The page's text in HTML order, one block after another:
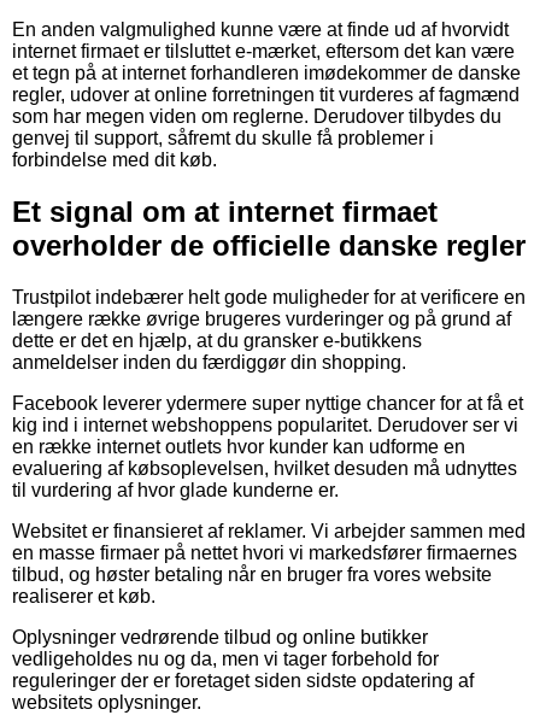
En anden valgmulighed kunne være at finde ud af hvorvidt
internet firmaet er tilsluttet e-mærket, eftersom det kan være
et tegn på at internet forhandleren imødekommer de danske
regler, udover at online forretningen tit vurderes af fagmænd
som har megen viden om reglerne. Derudover tilbydes du
genvej til support, såfremt du skulle få problemer i
forbindelse med dit køb.
Et signal om at internet firmaet
overholder de officielle danske regler
Trustpilot indebærer helt gode muligheder for at verificere en
længere række øvrige brugeres vurderinger og på grund af
dette er det en hjælp, at du gransker e-butikkens
anmeldelser inden du færdiggør din shopping.
Facebook leverer ydermere super nyttige chancer for at få et
kig ind i internet webshoppens popularitet. Derudover ser vi
en række internet outlets hvor kunder kan udforme en
evaluering af købsoplevelsen, hvilket desuden må udnyttes
til vurdering af hvor glade kunderne er.
Websitet er finansieret af reklamer. Vi arbejder sammen med
en masse firmaer på nettet hvori vi markedsfører firmaernes
tilbud, og høster betaling når en bruger fra vores website
realiserer et køb.
Oplysninger vedrørende tilbud og online butikker
vedligeholdes nu og da, men vi tager forbehold for
reguleringer der er foretaget siden sidste opdatering af
websitets oplysninger.